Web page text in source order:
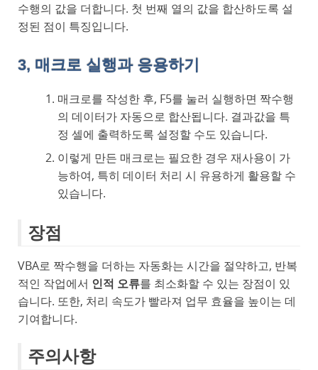
수행의 값을 더합니다. 첫 번째 열의 값을 합산하도록 설
정된 점이 특징입니다.
3, 매크로 실행과 응용하기
매크로를 작성한 후, F5를 눌러 실행하면 짝수행
의 데이터가 자동으로 합산됩니다. 결과값을 특
정 셀에 출력하도록 설정할 수도 있습니다.
이렇게 만든 매크로는 필요한 경우 재사용이 가
능하여, 특히 데이터 처리 시 유용하게 활용할 수
있습니다.
장점
VBA로 짝수행을 더하는 자동화는 시간을 절약하고, 반복
적인 작업에서 인적 오류를 최소화할 수 있는 장점이 있
습니다. 또한, 처리 속도가 빨라져 업무 효율을 높이는 데
기여합니다.
주의사항